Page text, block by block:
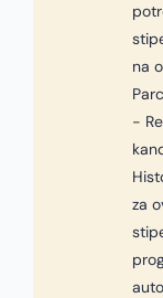
na
-
za